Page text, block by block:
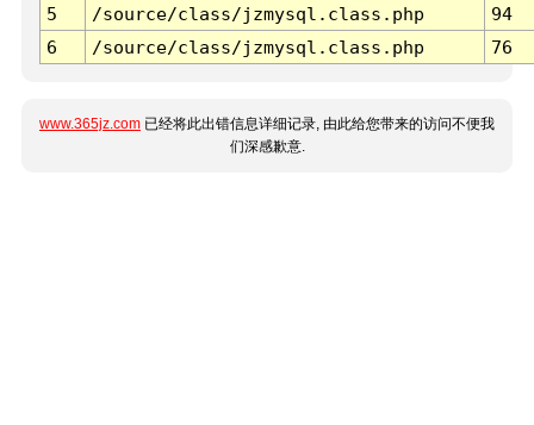
5
/source/class/jzmysql.class.php
94
6
/source/class/jzmysql.class.php 76
www.365jz.com 已经将此出错信息详细记录, 由此给您带来的访问不便我
们深感歉意.